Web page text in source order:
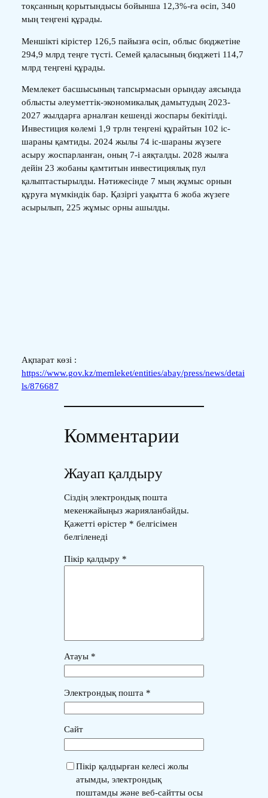
тоқсанның қорытындысы бойынша 12,3%-ға өсіп, 340
мың теңгені құрады.
Меншікті кірістер 126,5 пайызға өсіп, облыс бюджетіне
294,9 млрд теңге түсті. Семей қаласының бюджеті 114,7
млрд теңгені құрады.
Мемлекет басшысының тапсырмасын орындау аясында
облысты әлеуметтік-экономикалық дамытудың 2023-
2027 жылдарға арналған кешенді жоспары бекітілді.
Инвестиция көлемі 1,9 трлн теңгені құрайтын 102 іс-
шараны қамтиды. 2024 жылы 74 іс-шараны жүзеге
асыру жоспарланған, оның 7-і аяқталды. 2028 жылға
дейін 23 жобаны қамтитын инвестициялық пул
қалыптастырылды. Нәтижесінде 7 мың жұмыс орнын
құруға мүмкіндік бар. Қазіргі уақытта 6 жоба жүзеге
асырылып, 225 жұмыс орны ашылды.
Ақпарат көзі :
https://www.gov.kz/memleket/entities/abay/press/news/detai
ls/876687
Комментарии
Жауап қалдыру
Сіздің электрондық пошта
мекенжайыңыз жарияланбайды.
Қажетті өрістер * белгісімен
белгіленеді
Пікір қалдыру *
Атауы *
Электрондық пошта *
Сайт
Пікір қалдырған келесі жолы
атымды, электрондық
поштамды және веб-сайтты осы